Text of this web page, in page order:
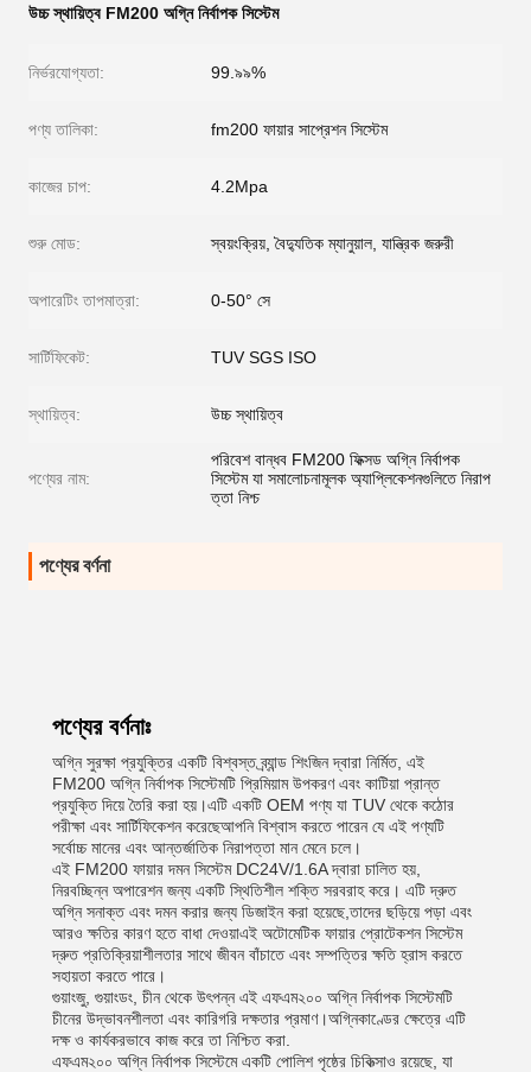
উচ্চ স্থায়িত্ব FM200 অগ্নি নির্বাপক সিস্টেম
নির্ভরযোগ্যতা: 99.৯৯%
পণ্য তালিকা: fm200 ফায়ার সাপ্রেশন সিস্টেম
কাজের চাপ: 4.2Mpa
শুরু মোড: স্বয়ংক্রিয়, বৈদ্যুতিক ম্যানুয়াল, যান্ত্রিক জরুরী
অপারেটিং তাপমাত্রা: 0-50° সে
সার্টিফিকেট: TUV SGS ISO
স্থায়িত্ব: উচ্চ স্থায়িত্ব
পণ্যের নাম:
পরিবেশ বান্ধব FM200 ফিক্সড অগ্নি নির্বাপক
সিস্টেম যা সমালোচনামূলক অ্যাপ্লিকেশনগুলিতে নিরাপ
ত্তা নিশ্চ
পণ্যের বর্ণনা
পণ্যের বর্ণনাঃ
অগ্নি সুরক্ষা প্রযুক্তির একটি বিশ্বস্ত ব্র্যান্ড শিংজিন দ্বারা নির্মিত, এই
FM200 অগ্নি নির্বাপক সিস্টেমটি প্রিমিয়াম উপকরণ এবং কাটিয়া প্রান্ত
প্রযুক্তি দিয়ে তৈরি করা হয়।এটি একটি OEM পণ্য যা TUV থেকে কঠোর
পরীক্ষা এবং সার্টিফিকেশন করেছেআপনি বিশ্বাস করতে পারেন যে এই পণ্যটি
সর্বোচ্চ মানের এবং আন্তর্জাতিক নিরাপত্তা মান মেনে চলে।
এই FM200 ফায়ার দমন সিস্টেম DC24V/1.6A দ্বারা চালিত হয়,
নিরবচ্ছিন্ন অপারেশন জন্য একটি স্থিতিশীল শক্তি সরবরাহ করে। এটি দ্রুত
অগ্নি সনাক্ত এবং দমন করার জন্য ডিজাইন করা হয়েছে,তাদের ছড়িয়ে পড়া এবং
আরও ক্ষতির কারণ হতে বাধা দেওয়াএই অটোমেটিক ফায়ার প্রোটেকশন সিস্টেম
দ্রুত প্রতিক্রিয়াশীলতার সাথে জীবন বাঁচাতে এবং সম্পত্তির ক্ষতি হ্রাস করতে
সহায়তা করতে পারে।
গুয়াংজু, গুয়াংডং, চীন থেকে উৎপন্ন এই এফএম২০০ অগ্নি নির্বাপক সিস্টেমটি
চীনের উদ্ভাবনশীলতা এবং কারিগরি দক্ষতার প্রমাণ।অগ্নিকাণ্ডের ক্ষেত্রে এটি
দক্ষ ও কার্যকরভাবে কাজ করে তা নিশ্চিত করা.
এফএম২০০ অগ্নি নির্বাপক সিস্টেমে একটি পোলিশ পৃষ্ঠের চিকিত্সাও রয়েছে, যা